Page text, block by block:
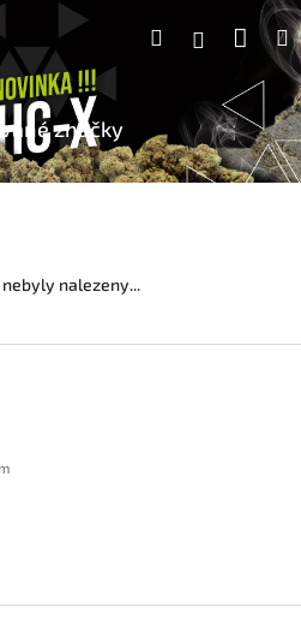
Hledat
značky
nebyly nalezeny...